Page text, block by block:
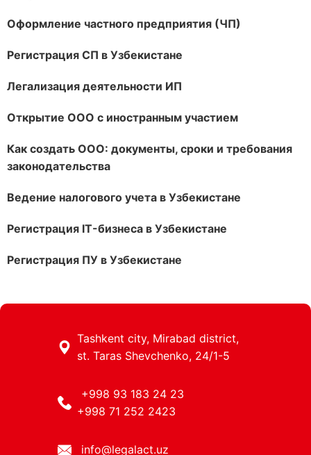
Оформление частного предприятия (ЧП)
Регистрация СП в Узбекистане
Легализация деятельности ИП
Открытие ООО с иностранным участием
Как создать ООО: документы, сроки и требования
законодательства
Ведение налогового учета в Узбекистане
Регистрация IT-бизнеса в Узбекистане
Регистрация ПУ в Узбекистане
Tashkent city, Mirabad district,
st. Taras Shevchenko, 24/1-5
+998 93 183 24 23
+998 71 252 2423
info@legalact.uz